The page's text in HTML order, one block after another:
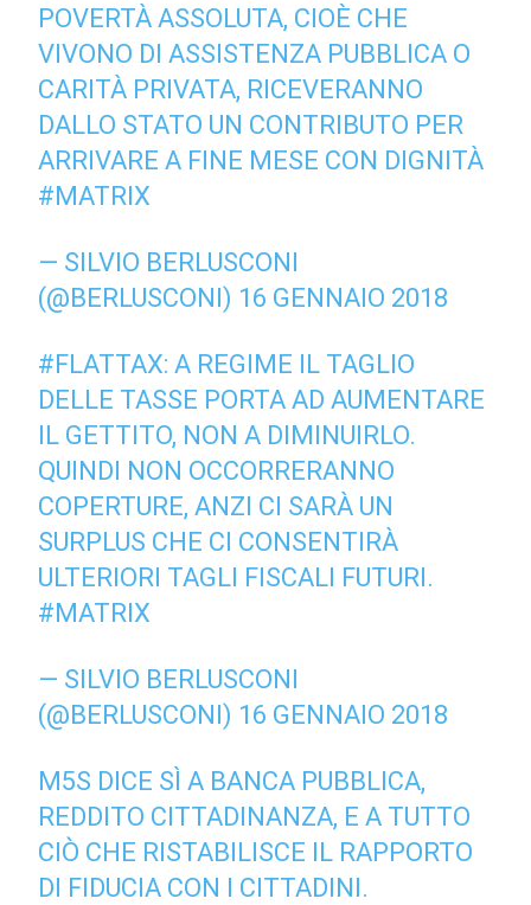
POVERTÀ ASSOLUTA, CIOÈ CHE
VIVONO DI ASSISTENZA PUBBLICA O
CARITÀ PRIVATA, RICEVERANNO
DALLO STATO UN CONTRIBUTO PER
ARRIVARE A FINE MESE CON DIGNITÀ
#MATRIX
— SILVIO BERLUSCONI
(@BERLUSCONI) 16 GENNAIO 2018
#FLATTAX: A REGIME IL TAGLIO
DELLE TASSE PORTA AD AUMENTARE
IL GETTITO, NON A DIMINUIRLO.
QUINDI NON OCCORRERANNO
COPERTURE, ANZI CI SARÀ UN
SURPLUS CHE CI CONSENTIRÀ
ULTERIORI TAGLI FISCALI FUTURI.
#MATRIX
— SILVIO BERLUSCONI
(@BERLUSCONI) 16 GENNAIO 2018
M5S DICE SÌ A BANCA PUBBLICA,
REDDITO CITTADINANZA, E A TUTTO
CIÒ CHE RISTABILISCE IL RAPPORTO
DI FIDUCIA CON I CITTADINI.